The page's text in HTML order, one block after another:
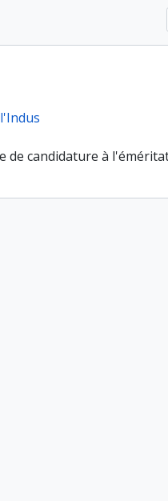
de candidature à